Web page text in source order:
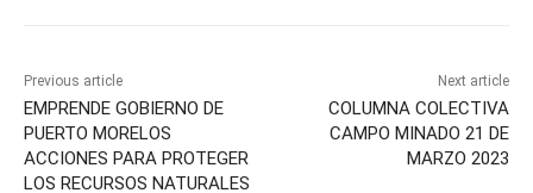
Previous article
EMPRENDE GOBIERNO DE
PUERTO MORELOS
ACCIONES PARA PROTEGER
LOS RECURSOS NATURALES
Next article
COLUMNA COLECTIVA
CAMPO MINADO 21 DE
MARZO 2023